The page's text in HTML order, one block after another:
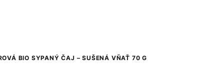
BIO SYPANÝ ČAJ – SUŠENÁ VŇAŤ 70 G